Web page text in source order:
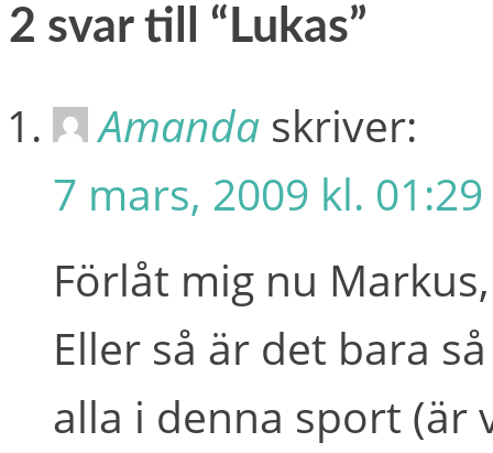
2 svar till “Lukas”
Amanda skriver:
7 mars, 2009 kl. 01:29
Förlåt mig nu
Eller så är det bara
alla i denna sport (är